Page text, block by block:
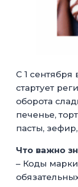
С 1 сентября
стартует
оборота
печенье,
пасты,
Что важно
– Коды